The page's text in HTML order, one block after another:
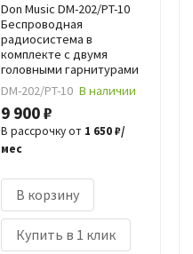
Don Music DM-202/PT-10
Беспроводная
радиосистема в
комплекте с двумя
головными гарнитурами
DM-202/PT-10 В наличии
9 900 ₽
В рассрочку от 1 650 ₽/
мес
В корзину
Купить в 1 клик